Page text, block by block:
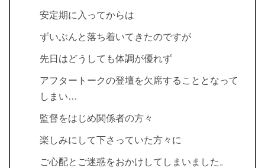
安定期に入ってからは
ずいぶんと落ち着いてきたのですが
先日はどうしても体調が優れず
アフタートークの登壇を欠席することとなって
しまい…
監督をはじめ関係者の方々
楽しみにして下さっていた方々に
ご心配とご迷惑をおかけしてしまいました。